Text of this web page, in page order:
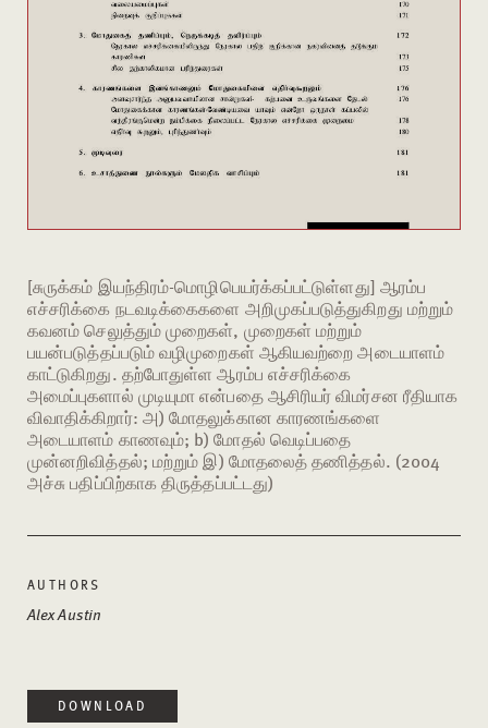
[சுருக்கம் இயந்திரம்-மொழிபெயர்க்கப்பட்டுள்ளது] ஆரம்ப
எச்சரிக்கை நடவடிக்கைகளை அறிமுகப்படுத்துகிறது மற்றும்
கவனம் செலுத்தும் முறைகள், முறைகள் மற்றும்
பயன்படுத்தப்படும் வழிமுறைகள் ஆகியவற்றை அடையாளம்
காட்டுகிறது. தற்போதுள்ள ஆரம்ப எச்சரிக்கை
அமைப்புகளால் முடியுமா என்பதை ஆசிரியர் விமர்சன ரீதியாக
விவாதிக்கிறார்: அ) மோதலுக்கான காரணங்களை
அடையாளம் காணவும்; b) மோதல் வெடிப்பதை
முன்னறிவித்தல்; மற்றும் இ) மோதலைத் தணித்தல். (2004
அச்சு பதிப்பிற்காக திருத்தப்பட்டது)
AUTHORS
Alex Austin
DOWNLOAD